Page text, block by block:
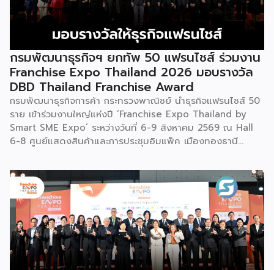
กรมพัฒนาธุรกิจฯ ยกทัพ 50 แฟรนไชส์ ร่วมงาน
Franchise Expo Thailand 2026 มอบรางวัล
DBD Thailand Franchise Award
กรมพัฒนาธุรกิจการค้า กระทรวงพาณิชย์ นำธุรกิจแฟรนไชส์ 50
ราย เข้าร่วมงานใหญ่แห่งปี ‘Franchise Expo Thailand by
Smart SME Expo’ ระหว่างวันที่ 6-9 สิงหาคม 2569 ณ Hall
6-8 ศูนย์แสดงสินค้าและการประชุมอิมแพ็ค เมืองทองธานี
2026 ให้แก่ผู้ประกอบธุรกิจแฟรนไชส์ที่อยู่ในการส่งเสริมสนับสนุน
ของกรมฯ นายพูนพงษ์ นัยนาภากรณ์ อธิบดีกรมพัฒนาธุรกิจ
การค้า กระทรวงพาณิชย์ เปิดเผยภายหลังเป็นประธานเปิดงาน
“งานแฟรนไชส์ เอ็กซ์โป ไทยแลนด์ บาย สมาร์ท เอสเอ็มอี เอ็กซ์
โป (Franchise Expo Thailand by Smart SME Expo)” ซึ่ง
เป็นงานแสดงธุรกิจแฟรนไชส์ชั้นนำที่จัดขึ้นโดย บริษัท พีเอ็มจี
คอร์ปอเรชัน จำกัด เพื่อยกระดับศักยภาพของผู้ประกอบการและ
เจ้าของธุรกิจที่ต้องการขยายกิจการผ่านระบบแฟรนไชส์ […]